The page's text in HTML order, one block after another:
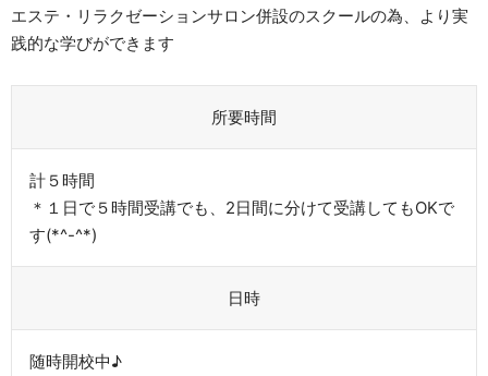
エステ・リラクゼーションサロン併設のスクールの為、より実
践的な学びができます
所要時間
​計５時間
＊１日で５時間受講でも、2日間に分けて受講してもOKで
す(*^-^*)
日時
​随時開校中♪